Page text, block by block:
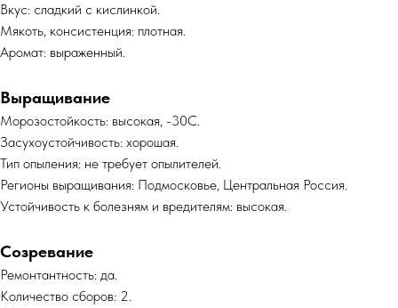
Вкус: сладкий с кислинкой.
Мякоть, консистенция: плотная.
Аромат: выраженный.
Выращивание
Морозостойкость: высокая, -30С.
Засухоустойчивость: хорошая.
Тип опыления: не требует опылителей.
Регионы выращивания: Подмосковье, Центральная Россия.
Устойчивость к болезням и вредителям: высокая.
Созревание
Ремонтантность: да.
Количество сборов: 2.